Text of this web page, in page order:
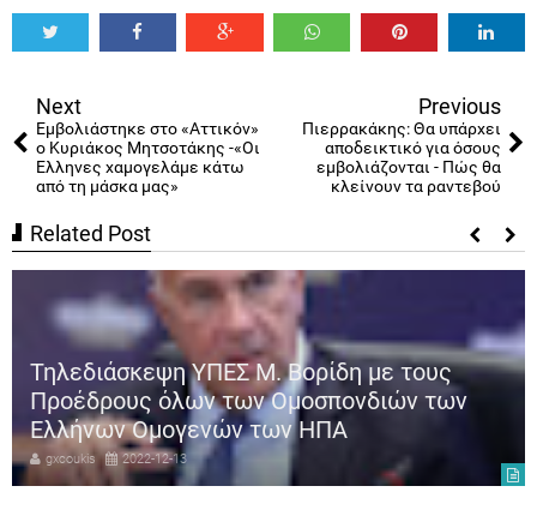
Next
Εμβολιάστηκε στο «Αττικόν»
ο Κυριάκος Μητσοτάκης -«Οι
Ελληνες χαμογελάμε κάτω
από τη μάσκα μας»
Previous
Πιερρακάκης: Θα υπάρχει
αποδεικτικό για όσους
εμβολιάζονται - Πώς θα
κλείνουν τα ραντεβού
Related Post
Τηλεδιάσκεψη ΥΠΕΣ Μ. Βορίδη με τους
Προέδρους όλων των Ομοσπονδιών των
Ελλήνων Ομογενών των ΗΠΑ
gxcoukis 2022-12-13